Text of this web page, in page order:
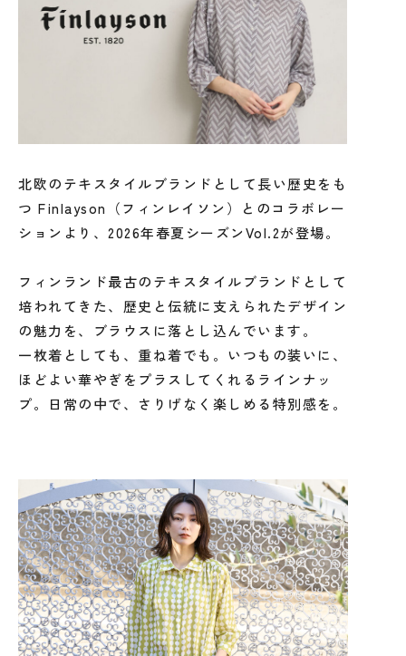
北欧のテキスタイルブランドとして長い歴史をも
つ Finlayson（フィンレイソン）とのコラボレー
ションより、2026年春夏シーズンVol.2が登場。
フィンランド最古のテキスタイルブランドとして
培われてきた、歴史と伝統に支えられたデザイン
の魅力を、ブラウスに落とし込んでいます。
一枚着としても、重ね着でも。いつもの装いに、
ほどよい華やぎをプラスしてくれるラインナッ
プ。日常の中で、さりげなく楽しめる特別感を。